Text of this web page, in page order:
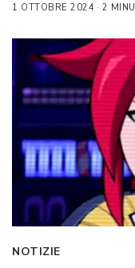
1 OTTOBRE 2024 2
NOTIZIE